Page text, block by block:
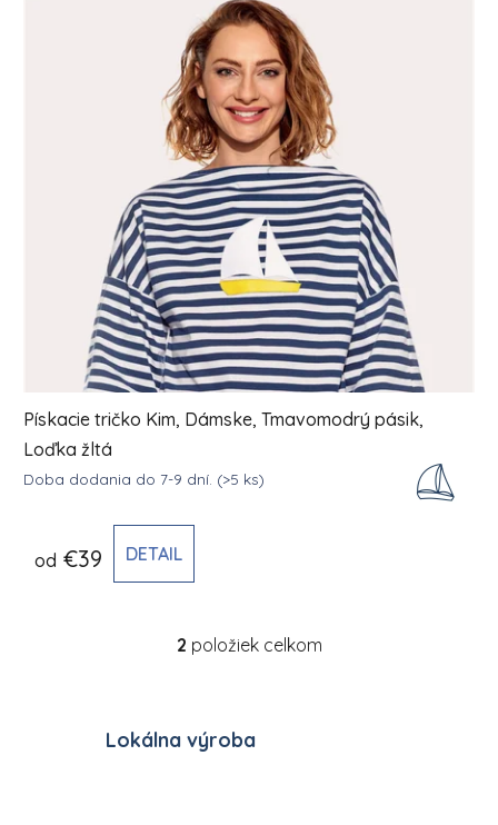
Pískacie tričko Kim, Dámske, Tmavomodrý pásik,
Loďka žltá
Doba dodania do 7-9 dní. (>5 ks)
od €39 DETAIL
Ovládacie prvky výpisu
2 položiek celkom
Lokálna výroba